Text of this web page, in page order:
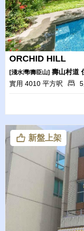
ORCHID HILL
[淺水灣/壽臣山] 壽山村道
實用 4010 平方呎
新盤上架